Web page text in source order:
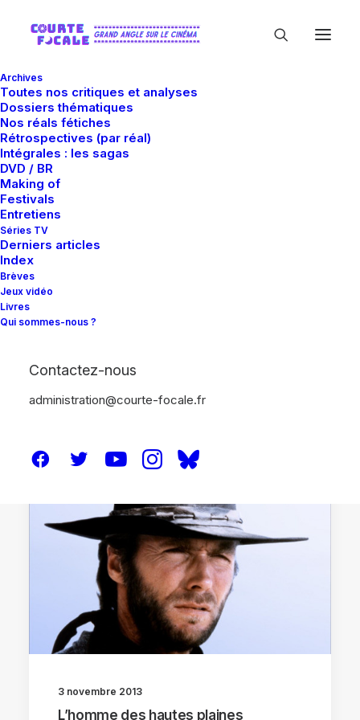
Archives
Toutes nos critiques et analyses
Dossiers thématiques
Nos réals fétiches
Rétrospectives (par réal)
Intégrales : les sagas
DVD / BR
Making of
Festivals
Entretiens
Séries TV
Derniers articles
Index
Brèves
Jeux vidéo
Livres
Qui sommes-nous ?
Contactez-nous
administration@courte-focale.fr
3 novembre 2013
L’homme des hautes plaines